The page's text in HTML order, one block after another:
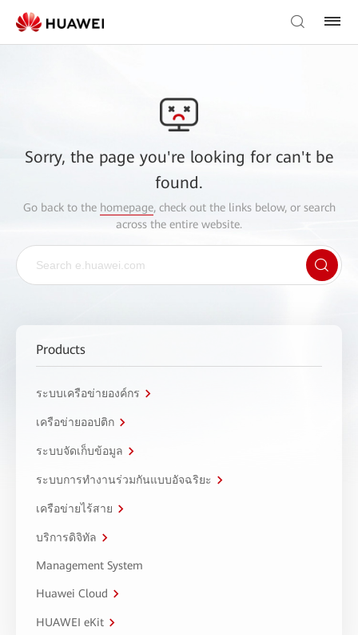
Sorry, the page you're looking for can't be
found.
Go back to the homepage, check out the links below, or search
across the entire website.
Products
ระบบเครือข่ายองค์กร
เครือข่ายออปติก
ระบบจัดเก็บข้อมูล
ระบบการทำงานร่วมกันแบบอัจฉริยะ
เครือข่ายไร้สาย
บริการดิจิทัล
Management System
Huawei Cloud
HUAWEI eKit